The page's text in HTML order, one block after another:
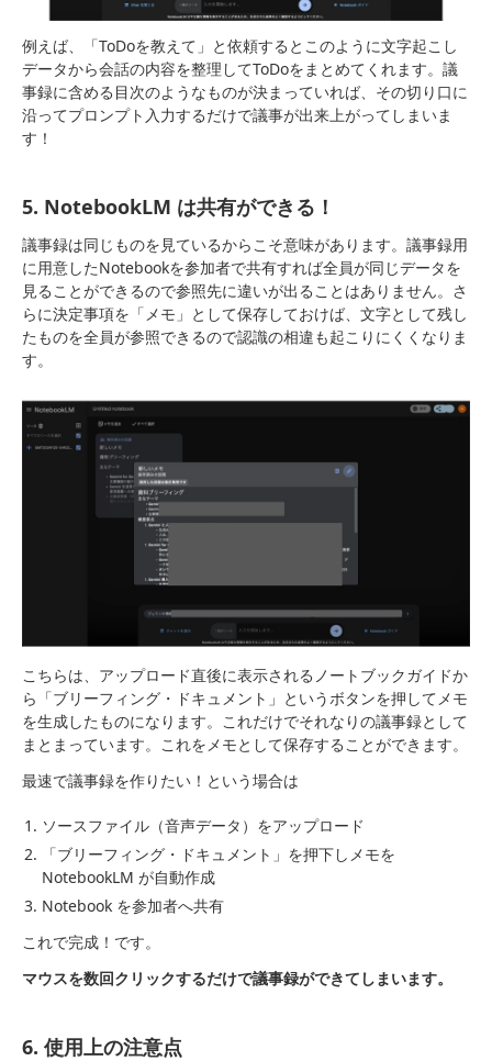
例えば、「ToDoを教えて」と依頼するとこのように文字起こし
データから会話の内容を整理してToDoをまとめてくれます。議
事録に含める目次のようなものが決まっていれば、その切り口に
沿ってプロンプト入力するだけで議事が出来上がってしまいま
す！
5. NotebookLM は共有ができる！
議事録は同じものを見ているからこそ意味があります。議事録用
に用意したNotebookを参加者で共有すれば全員が同じデータを
見ることができるので参照先に違いが出ることはありません。さ
らに決定事項を「メモ」として保存しておけば、文字として残し
たものを全員が参照できるので認識の相違も起こりにくくなりま
す。
こちらは、アップロード直後に表示されるノートブックガイドか
ら「ブリーフィング・ドキュメント」というボタンを押してメモ
を生成したものになります。これだけでそれなりの議事録として
まとまっています。これをメモとして保存することができます。
最速で議事録を作りたい！という場合は
ソースファイル（音声データ）をアップロード
「ブリーフィング・ドキュメント」を押下しメモを
NotebookLM が自動作成
Notebook を参加者へ共有
これで完成！です。
マウスを数回クリックするだけで議事録ができてしまいます。
6. 使用上の注意点